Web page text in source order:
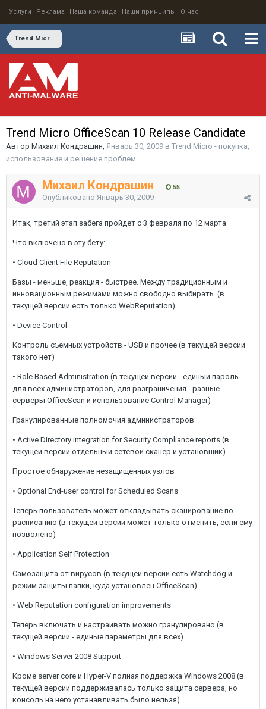
Услуги Реклама Наша команда Наши принципы О нас
Trend Micro - покупка, использование и решение проблем
Trend Micro OfficeScan 10 Release Candidate
Автор Михаил Кондрашин, Январь 30, 2009 в Trend Micro - покупка,
использование и решение проблем
Михаил Кондрашин 55
Опубликовано Январь 30, 2009
Итак, третий этап забега пройдет с 3 февраля по 12 марта
Что включено в эту бету:
• Cloud Client File Reputation
Базы - меньше, реакция - быстрее. Между традиционным и
инновационным режимами можно свободно выбирать. (в
текущей версии есть только WebReputation)
• Device Control
Контроль съемных устройств - USB и прочее (в текущей версии
такого нет)
• Role Based Administration (в текущей версии - единый пароль
для всех администраторов, для разграничения - разные
серверы OfficeScan и использование Control Manager)
Гранулированные полномочия администраторов
• Active Directory integration for Security Compliance reports (в
текущей версии отдельный сетевой сканер и установщик)
Простое обнаружение незащищенных узлов
• Optional End-user control for Scheduled Scans
Теперь пользователь может откладывать сканирование по
расписанию (в текущей версии может только отменить, если ему
позволено)
• Application Self Protection
Самозащита от вирусов (в текущей версии есть Watchdog и
режим защиты папки, куда установлен OfficeScan)
• Web Reputation configuration improvements
Теперь включать и настраивать можно гранулировано (в
текущей версии - единые параметры для всех)
• Windows Server 2008 Support
Кроме server core и Hyper-V полная поддержка Windows 2008 (в
текущей версии поддерживалась только защита сервера, но
консоль на него устанавливать было нельзя)